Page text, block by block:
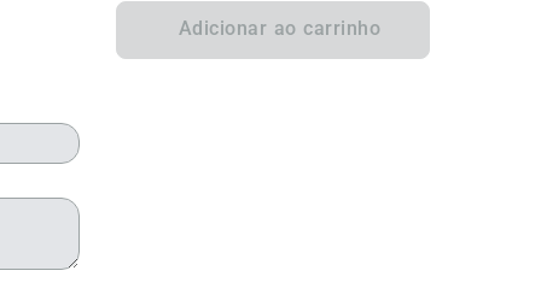
Adicionar ao carrinho